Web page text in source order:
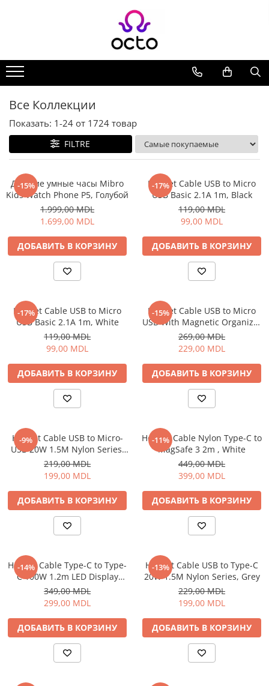
Компьютеры
Настольный ПК
Комплектующие ПК
Хранение данных
Ноутбуки
Аксессуары для Ноутбуков
Планшеты
Планшеты
Дом и Сад
Камеры видеонаблюдения
Освещение
Антибактериальные лампы
Декоративное освещение
Инсектицидные лампы
Автотовары и Автоаксессуары
Аксессуары для Мойки Авто
Зеркала
Инструменты и оборудование
Номер на лобовом стекле
Компрессоры
Портативные пылесосы
Бытовая техника
Климатизация
Вентиляторы
Кондиционеры
Нагреватели воды
Обогреватели
Очистители и увлажнители
Кухонная бытовая техника
Блендеры
Все Коллекции
Показать: 1-24 от 1724 товар
FILTRE
-15%
Детские умные часы Mibro
Kids Watch Phone P5, Голубой
1.999,00 MDL
1.699,00 MDL
ДОБАВИТЬ В КОРЗИНУ
-17%
Helmet Cable USB to Micro
USB Basic 2.1A 1m, Black
119,00 MDL
99,00 MDL
ДОБАВИТЬ В КОРЗИНУ
-17%
Helmet Cable USB to Micro
USB Basic 2.1A 1m, White
119,00 MDL
99,00 MDL
ДОБАВИТЬ В КОРЗИНУ
-15%
Helmet Cable USB to Micro
USB With Magnetic Organizer
1m, White
269,00 MDL
229,00 MDL
ДОБАВИТЬ В КОРЗИНУ
-9%
Helmet Cable USB to Micro-
USB 20W 1.5M Nylon Series,
Grey
219,00 MDL
199,00 MDL
ДОБАВИТЬ В КОРЗИНУ
-11%
Helmet Cable Nylon Type-C to
MagSafe 3 2m , White
449,00 MDL
399,00 MDL
ДОБАВИТЬ В КОРЗИНУ
-14%
Helmet Cable Type-C to Type-
C 100W 1.2m LED Display
Series, Black
349,00 MDL
299,00 MDL
ДОБАВИТЬ В КОРЗИНУ
-13%
Helmet Cable USB to Type-C
20W 1.5M Nylon Series, Grey
229,00 MDL
199,00 MDL
ДОБАВИТЬ В КОРЗИНУ